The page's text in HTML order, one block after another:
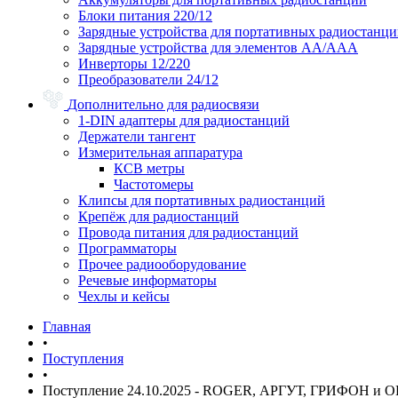
Блоки питания 220/12
Зарядные устройства для портативных
Зарядные устройства для элементов АА/ААА
Инверторы 12/220
Преобразователи 24/12
Дополнительно для радиосвязи
1-DIN адаптеры для радиостанций
Держатели тангент
Измерительная аппаратура
КСВ метры
Частотомеры
Клипсы для портативных радиостанций
Крепёж для радиостанций
Провода питания для радиостанций
Программаторы
Прочее радиооборудование
Речевые информаторы
Чехлы и кейсы
Главная
•
Поступления
•
Поступление 24.10.2025 - ROGER, АРГУТ, ГРИФОН и